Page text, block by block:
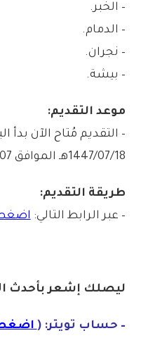
– الخبر.
– الدمام.
– نجران.
– بيشة.
موعد التقديم:
– التقديم مُتاح الآن بدأ
1447/07/18هـ الموافق 2026/01/07م.
طريقة التقديم:
– عبر الرابط التالي:
ليصلك إشعربأحدث
– حساب تويتر: ( اضغط